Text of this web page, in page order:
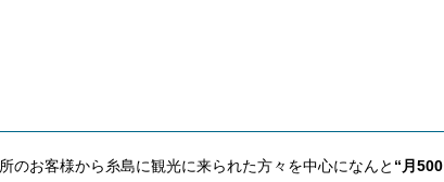
のお客様から糸島に観光に来られた方々を中心になんと “月500